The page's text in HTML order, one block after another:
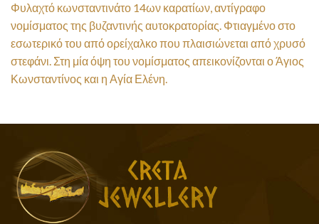
Φυλαχτό κωνσταντινάτο 14ων καρατίων, αντίγραφο
νομίσματος της βυζαντινής αυτοκρατορίας. Φτιαγμένο στο
εσωτερικό του από ορείχαλκο που πλαισιώνεται από χρυσό
στεφάνι. Στη μία όψη του νομίσματος απεικονίζονται ο Άγιος
Κωνσταντίνος και η Αγία Ελένη.